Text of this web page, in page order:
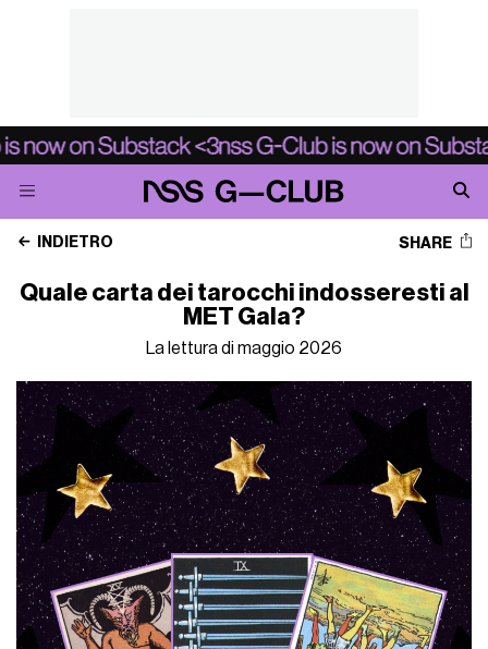
INDIETRO SHARE
Quale carta dei tarocchi indosseresti al
MET Gala?
La lettura di maggio 2026